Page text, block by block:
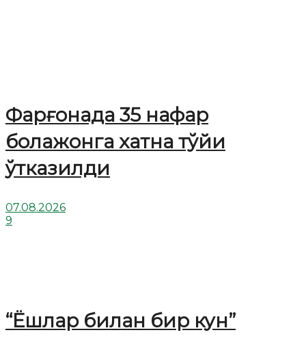
Фарғонада 35 нафар
болажонга хатна тўйи
ўтказилди
07.08.2026
9
“Ёшлар билан бир кун”